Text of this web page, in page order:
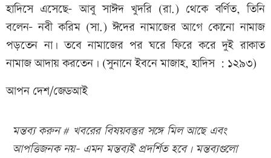
হাদিসে এসেছে- আবু সাঈদ খুদরি (রা.) থেকে বর্ণিত, তিনি
বলেন- নবী করিম (সা.) ঈদের নামাজের আগে কোনো নামাজ
পড়তেন না। তবে নামাজের পর ঘরে ফিরে করে দুই রাকাত
নামাজ আদায় করতেন। (সুনানে ইবনে মাজাহ, হাদিস : ১২৯৩)
আপন দেশ/জেডআই
মন্তব্য করুন # খবরের বিষয়বস্তুর সঙ্গে মিল আছে এবং
আপত্তিজনক নয়- এমন মন্তব্যই প্রদর্শিত হবে। মন্তব্যগুলো